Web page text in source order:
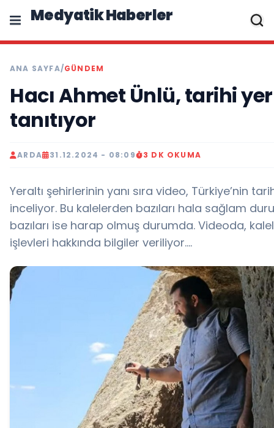
Medyatik Haberler
ANA SAYFA/GÜNDEM
Hacı Ahmet Ünlü, tarihi
tanıtıyor
ARDA 31.12.2024 - 08:09 3 DK OKUMA
Yeraltı şehirlerinin yanı sıra video, Türkiye’nin
inceliyor. Bu kalelerden bazıları hala sağlam
bazıları ise harap olmuş durumda. Videoda,
işlevleri hakkında bilgiler veriliyor….